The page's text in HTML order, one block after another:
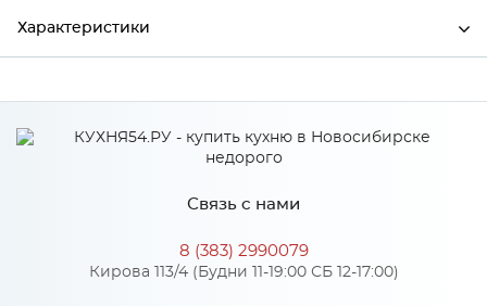
Характеристики
Высота 600
№ 80 Дуб дымчатый
Связь с нами
8 (383) 2990079
Кирова 113/4 (Будни 11-19:00 СБ 12-17:00)